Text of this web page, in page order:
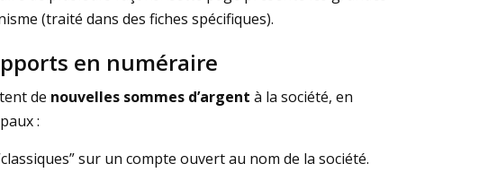
(traité dans des fiches spécifiques).
en numéraire
de nouvelles sommes d’argent à la société, en
:
sur un compte ouvert au nom de la société.